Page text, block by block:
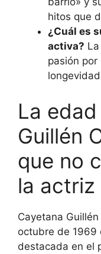
hitos que
¿Cuál es
activa?
pasión
La
Guillén
que no
la actriz
Cayetana
octubre de 1969
destacada en el